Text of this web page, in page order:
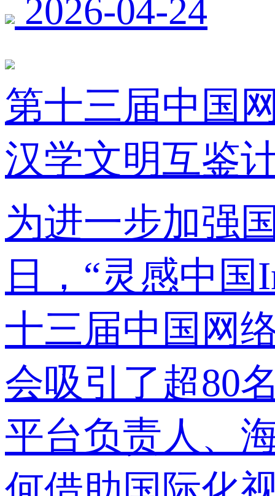
2026-04-24
第十三届中国
汉学文明互鉴
为进一步加强
日，“灵感中
十三届中国网
会吸引了超80
平台负责人、